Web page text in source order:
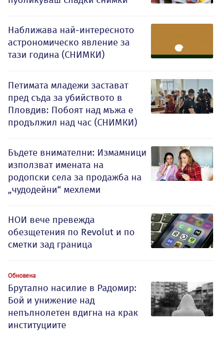
Наближава най-интересното
астрономическо явление за
тази година (СНИМКИ)
Петимата младежи застават
пред съда за убийството в
Пловдив: Побоят над мъжа е
продължил над час (СНИМКИ)
Бъдете внимателни: Измамници
използват имената на
родопски села за продажба на
„чудодейни“ мехлеми
НОИ вече превежда
обезщетения по Revolut и по
сметки зад граница
Обновена
Брутално насилие в Радомир:
Бой и унижение над
непълнолетен вдигна на крак
институциите